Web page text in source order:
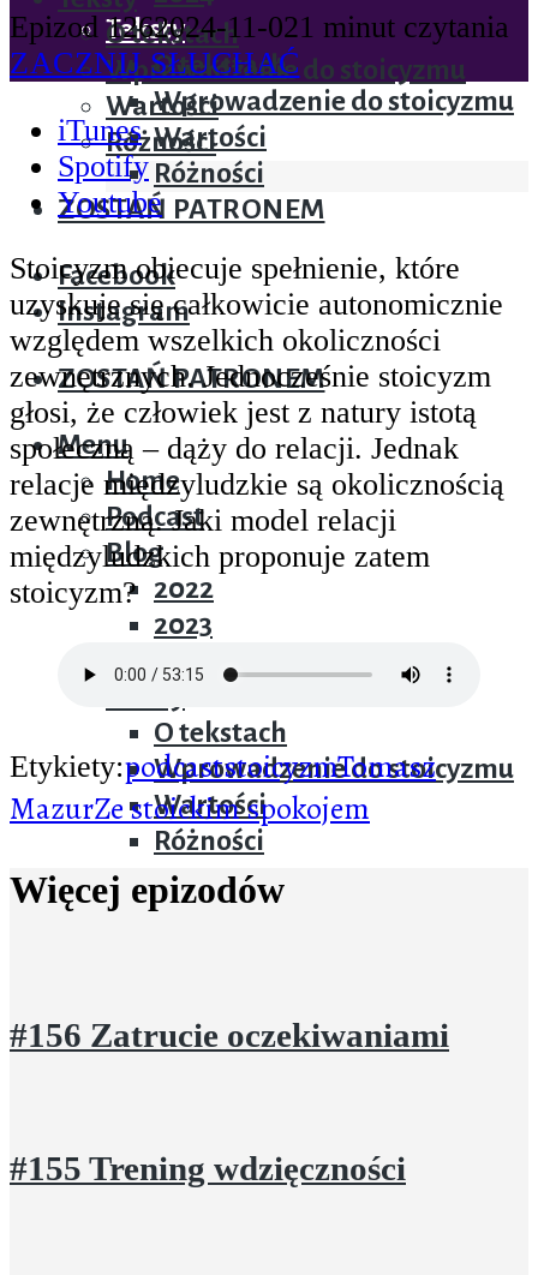
Teksty
O tekstach
Wprowadzenie do stoicyzmu
Wartości
Różności
O tekstach
Wprowadzenie do stoicyzmu
Wartości
Różności
ZOSTAŃ PATRONEM
Facebook
Instagram
ZOSTAŃ PATRONEM
Menu
Home
Podcast
Blog
2022
2023
2024
O tekstach
Wprowadzenie do stoicyzmu
Wartości
Różności
Epizod 1262024-11-021 minut czytania
ZACZNIJ SŁUCHAĆ
iTunes
Spotify
Youtube
Stoicyzm obiecuje spełnienie, które
uzyskuje się całkowicie autonomicznie
względem wszelkich okoliczności
zewnętrznych. Jednocześnie stoicyzm
głosi, że człowiek jest z natury istotą
społeczną – dąży do relacji. Jednak
relacje międzyludzkie są okolicznością
zewnętrzną. Jaki model relacji
międzyludzkich proponuje zatem
stoicyzm?
Etykiety:podcaststoicyzmTomasz
MazurZe stoickim spokojem
Więcej epizodów
#156 Zatrucie oczekiwaniami
#155 Trening wdzięczności